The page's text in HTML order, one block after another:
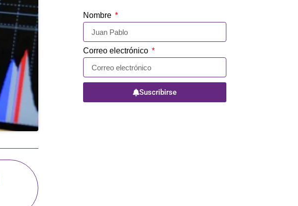
Nombre
Correo electrónico
Suscribirse